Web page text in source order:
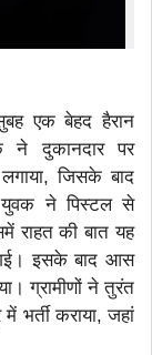
एक बेहद हैरान
ने दुकानदार पर
जिसके बाद
युवक ने पिस्टल से
राहत की बात यह
इसके बाद आस
ग्रामीणों ने तुरंत
भर्ती कराया, जहां